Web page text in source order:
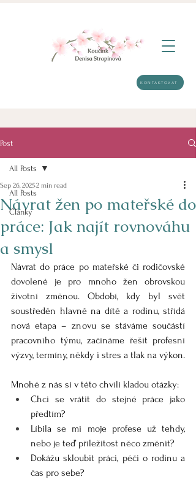
KONTAKTOVAT
Post
All Posts
Články
All Posts
Návrat žen po mateřské do
práce: Jak najít rovnováhu
a smysl
Sep 26, 20252 min read
Návrat do práce po mateřské či rodičovské
dovolené je pro mnoho žen obrovskou
životní změnou. Období, kdy byl svět
soustředěn hlavně na dítě a rodinu, střídá
nová etapa – znovu se stáváme součástí
pracovního týmu, začínáme řešit profesní
výzvy, termíny, někdy i stres a tlak na výkon.
Mnohé z nás si v této chvíli kladou otázky:
Chci se vrátit do stejné práce jako
předtím?
Líbila se mi moje profese už tehdy,
nebo je teď příležitost něco změnit?
Dokážu skloubit práci, péči o rodinu a
čas pro sebe?